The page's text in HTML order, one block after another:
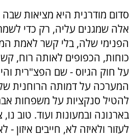
סדום מודרנית היא מציאות
אלה שמגנים עליה, רק כדי
הפנימי שלה, בלי קשר לאמת
כוחות, הכפופים לאותה רוח,
על חוק הגיוס - שם הפצ"רית
המערכה על דמותה הרוחנית
להטיל סנקציות על משפחות
בארנונה ובמעונות ועוד. טוב
לעזור ולאיזה לא, חייבים איזון -